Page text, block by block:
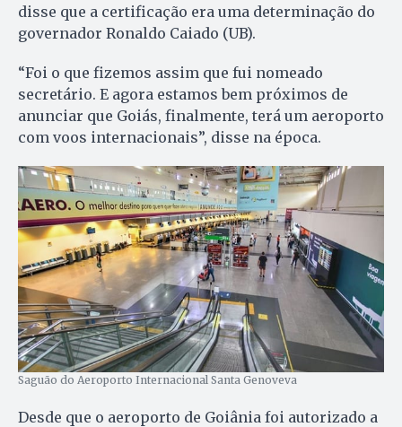
disse que a certificação era uma determinação do
governador Ronaldo Caiado (UB).
“Foi o que fizemos assim que fui nomeado
secretário. E agora estamos bem próximos de
anunciar que Goiás, finalmente, terá um aeroporto
com voos internacionais”, disse na época.
Saguão do Aeroporto Internacional Santa Genoveva
Desde que o aeroporto de Goiânia foi autorizado a